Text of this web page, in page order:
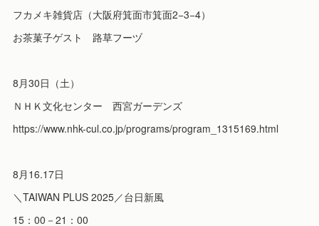
フカメキ雑貨店（大阪府箕面市箕面2−3−4）
お茶菓子ゲスト 路草フーヅ
8月30日（土）
ＮＨＫ文化センター 西宮ガーデンズ
https://www.nhk-cul.co.jp/programs/program_1315169.html
8月16.17日
＼TAIWAN PLUS 2025／台日新風
15：00－21：00